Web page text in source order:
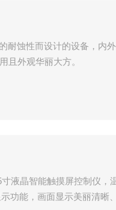
耐蚀性而设计的设备，内
且外观华丽大方。
液晶智能触摸屏控制仪，
功能，画面显示美丽清晰